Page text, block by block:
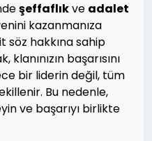
şeffaflıkve adalet
kazanmanıza
söz hakkına sahip
başarısını
bir liderin değil, tüm
Bu nedenle,
ve başarıyı birlikte